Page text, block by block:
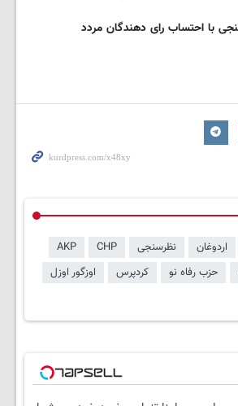
با احتساب رای دهندگان مردد
اردوغان نظرسنجی CHP
AKP
حزب رفاه نو کردپرس
اوزگور اوزل